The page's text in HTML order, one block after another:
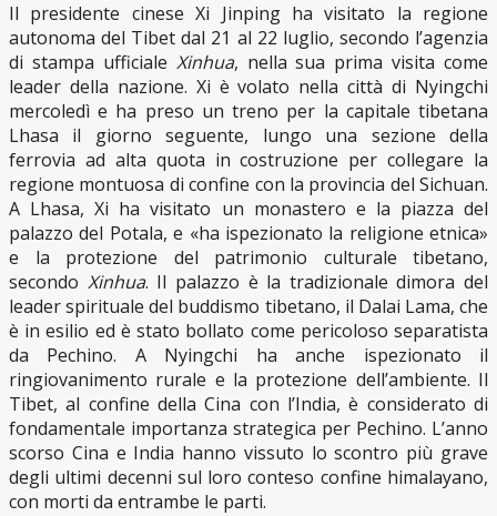
Il presidente cinese Xi Jinping ha visitato la regione
autonoma del Tibet dal 21 al 22 luglio, secondo l’agenzia
di stampa ufficiale Xinhua, nella sua prima visita come
leader della nazione. Xi è volato nella città di Nyingchi
mercoledì e ha preso un treno per la capitale tibetana
Lhasa il giorno seguente, lungo una sezione della
ferrovia ad alta quota in costruzione per collegare la
regione montuosa di confine con la provincia del Sichuan.
A Lhasa, Xi ha visitato un monastero e la piazza del
palazzo del Potala, e «ha ispezionato la religione etnica»
e la protezione del patrimonio culturale tibetano,
secondo Xinhua. Il palazzo è la tradizionale dimora del
leader spirituale del buddismo tibetano, il Dalai Lama, che
è in esilio ed è stato bollato come pericoloso separatista
da Pechino. A Nyingchi ha anche ispezionato il
ringiovanimento rurale e la protezione dell’ambiente. Il
Tibet, al confine della Cina con l’India, è considerato di
fondamentale importanza strategica per Pechino. L’anno
scorso Cina e India hanno vissuto lo scontro più grave
degli ultimi decenni sul loro conteso confine himalayano,
con morti da entrambe le parti.